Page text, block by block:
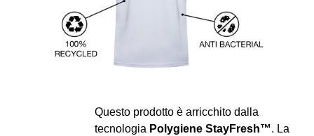
Questo prodotto è arricchito dalla
tecnologia Polygiene StayFresh™. La